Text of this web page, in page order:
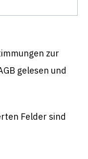
zur
gelesen und
Felder sind